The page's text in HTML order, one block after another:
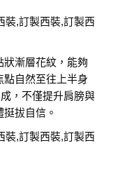
漸層花紋，能夠
自然至往上半身
，不僅提升肩膀與
拔自信。